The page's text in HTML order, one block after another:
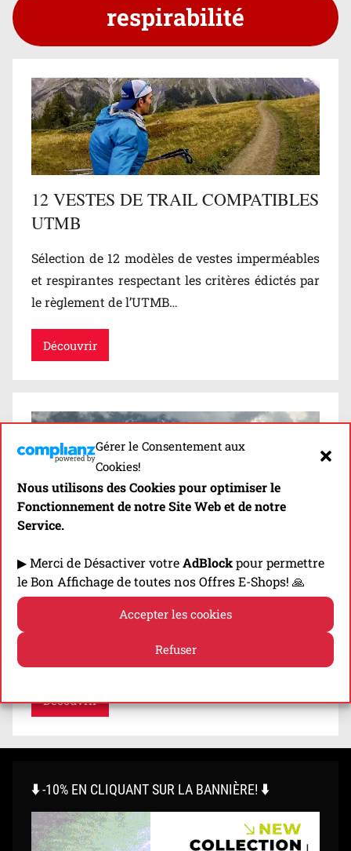
Gérer le Consentement aux
Cookies!
Nous utilisons des Cookies pour optimiser le
Fonctionnement de notre Site Web et de notre
Service.
▶ Merci de Désactiver votreAdBlockpour permettre
le Bon Affichage de toutes nos Offres E-Shops! 🙏
Accepter les cookies
Refuser
respirabilité
12 VESTES DE TRAIL COMPATIBLES
UTMB
Sélection de 12 modèles de vestes imperméables
et respirantes respectant les critères édictés par
le règlement de l’UTMB…
Découvrir
COMMENT CHOISIR SA VESTE DE
TRAIL ?
S’équiper d’une bonne veste est primordial
lorsqu’on pratique le trail. Nous vous délivrons
Découvrir
⬇️ -10% EN CLIQUANT SUR LA BANNIÈRE! ⬇️